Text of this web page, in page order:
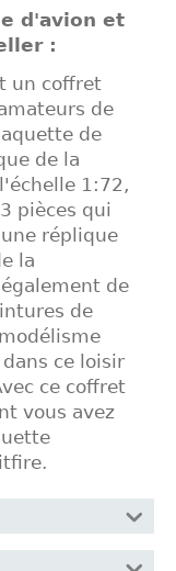
d'avion et
:
un coffret
de
de
de la
1:72,
pièces qui
réplique
la
de
de
ce loisir
ce coffret
vous avez